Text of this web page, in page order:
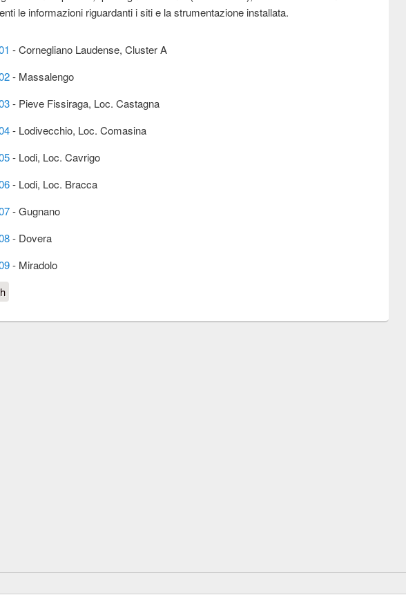
le informazioni riguardanti i siti e la strumentazione installata.
- Cornegliano Laudense, Cluster A
- Massalengo
- Pieve Fissiraga, Loc. Castagna
- Lodivecchio, Loc. Comasina
- Lodi, Loc. Cavrigo
- Lodi, Loc. Bracca
- Gugnano
- Dovera
- Miradolo